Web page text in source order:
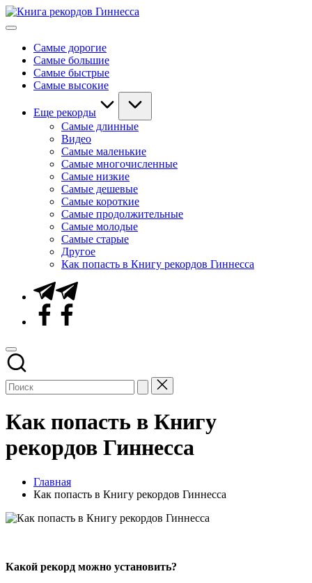
Перейти
к
Мировые
ГиннессаСамые дорогие
Самые большие
Самые быстрые
Самые высокие
Еще рекорды
Самые длинные
Видео
Самые маленькие
Самые многочисленные
Самые низкие
Самые дешевые
Самые короткие
Самые продолжительные
Самые молодые
Самые старые
Другое
Как попасть в Книгу рекордов Гиннесса
Telegram
Facebook
Как попасть в Книгу
рекордов Гиннесса
Главная
Как попасть в Книгу рекордов Гиннесса
Какой рекорд можно установить?